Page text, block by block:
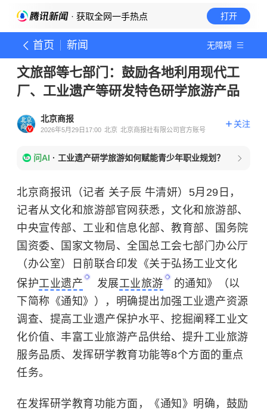
· 获取全网一手热点 打开
首页 新闻 无障碍
文旅部等七部门：鼓励各地利用现代工
厂、工业遗产等研发特色研学旅游产品
北京商报
2026年5月29日17:00 北京 北京商报社有限公司官方账号
关注
问AI · 工业遗产研学旅游如何赋能青少年职业规划？
北京商报讯（记者 关子辰 牛清妍）5月29日，
记者从文化和旅游部官网获悉，文化和旅游部、
中央宣传部、工业和信息化部、教育部、国务院
国资委、国家文物局、全国总工会七部门办公厅
（办公室）日前联合印发《关于弘扬工业文化
保护工业遗产 发展工业旅游
的通知》（以
下简称《通知》），明确提出加强工业遗产资源
调查、提高工业遗产保护水平、挖掘阐释工业文
化价值、丰富工业旅游产品供给、提升工业旅游
服务品质、发挥研学教育功能等8个方面的重点
任务。
在发挥研学教育功能方面，《通知》明确，鼓励